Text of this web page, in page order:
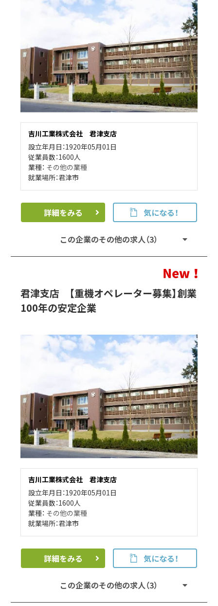
吉川工業株式会社 君津支店
設立年月日：1920年05月01日
従業員数：1600人
業種： その他の業種
就業場所：君津市
詳細をみる 気になる！
この企業のその他の求人（3）
君津支店 【重機オペレーター募集】創業
100年の安定企業
吉川工業株式会社 君津支店
設立年月日：1920年05月01日
従業員数：1600人
業種： その他の業種
就業場所：君津市
詳細をみる 気になる！
この企業のその他の求人（3）